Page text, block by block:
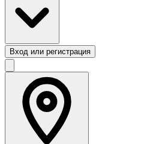
Вход или регистрация